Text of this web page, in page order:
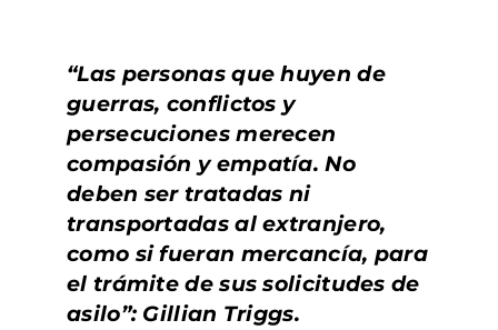
“Las personas que huyen de
guerras, conflictos y
persecuciones merecen
compasión y empatía. No
deben ser tratadas ni
transportadas al extranjero,
como si fueran mercancía, para
el trámite de sus solicitudes de
asilo”: Gillian Triggs.